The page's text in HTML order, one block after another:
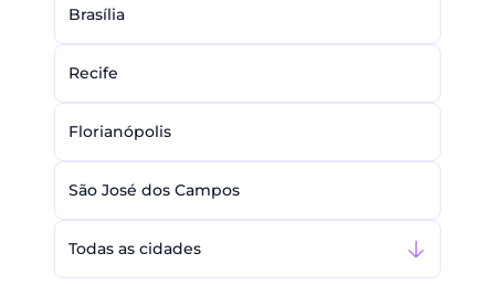
Brasília
Recife
Florianópolis
São José dos Campos
Todas as cidades